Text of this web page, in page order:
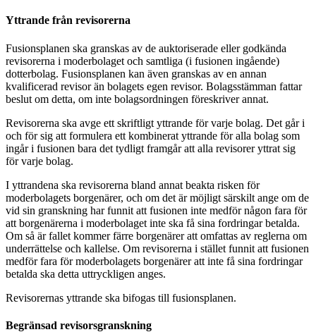
Yttrande från revisorerna
Fusionsplanen ska granskas av de auktoriserade eller godkända
revisorerna i moderbolaget och samtliga (i fusionen ingående)
dotterbolag. Fusionsplanen kan även granskas av en annan
kvalificerad revisor än bolagets egen revisor. Bolagsstämman fattar
beslut om detta, om inte bolagsordningen föreskriver annat.
Revisorerna ska avge ett skriftligt yttrande för varje bolag. Det går i
och för sig att formulera ett kombinerat yttrande för alla bolag som
ingår i fusionen bara det tydligt framgår att alla revisorer yttrat sig
för varje bolag.
I yttrandena ska revisorerna bland annat beakta risken för
moderbolagets borgenärer, och om det är möjligt särskilt ange om de
vid sin granskning har funnit att fusionen inte medför någon fara för
att borgenärerna i moderbolaget inte ska få sina fordringar betalda.
Om så är fallet kommer färre borgenärer att omfattas av reglerna om
underrättelse och kallelse. Om revisorerna i stället funnit att fusionen
medför fara för moderbolagets borgenärer att inte få sina fordringar
betalda ska detta uttryckligen anges.
Revisorernas yttrande ska bifogas till fusionsplanen.
Begränsad revisorsgranskning